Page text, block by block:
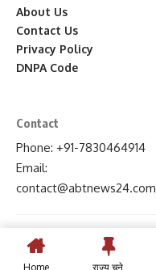
About Us
Contact Us
Privacy Policy
DNPA Code
Contact
Phone: +91-7830464914
Email:
contact@abtnews24.com
Home राज्य चुने